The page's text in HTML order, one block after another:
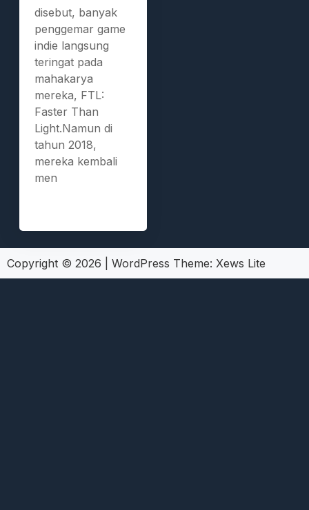
disebut, banyak
penggemar game
indie langsung
teringat pada
mahakarya
mereka, FTL:
Faster Than
Light.Namun di
tahun 2018,
mereka kembali
men
Copyright © 2026 WordPress Theme: Xews Lite